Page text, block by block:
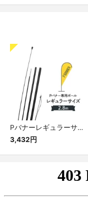
Pバナーレギュラーサイズ専用ポール
3,432円